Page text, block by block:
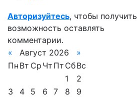
Авторизуйтесь, чтобы получить
возможность оставлять
комментарии.
«
Август 2026
»
Пн Вт Ср Чт Пт СбВс
1
2
3
4 5 6 7 8
9